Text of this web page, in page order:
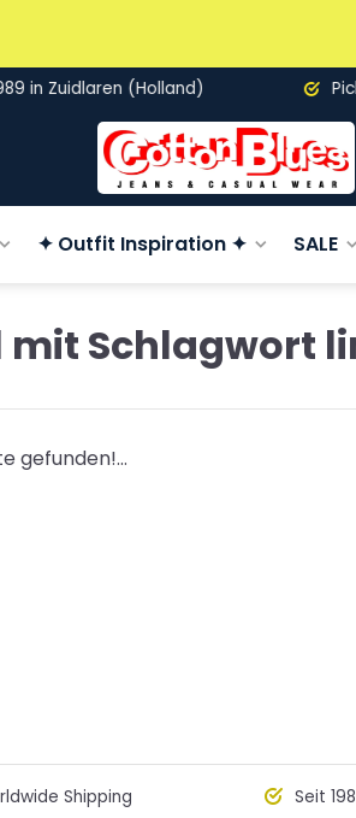
Zuidlaren (Holland) Pick-
✦ Outfit Inspiration ✦ SALE
Schlagwort
gefunden!...
Shipping Seit